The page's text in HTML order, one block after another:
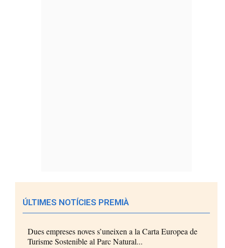
ÚLTIMES NOTÍCIES PREMIÀ
Dues empreses noves s’uneixen a la Carta Europea de
Turisme Sostenible al Parc Natural...